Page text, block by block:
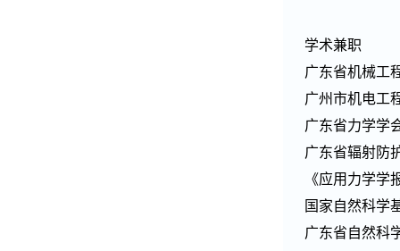
学术兼职
广东省机械工
广州市机电工
广东省力学学
广东省辐射防
《应用力学学
国家自然科学
广东省自然科